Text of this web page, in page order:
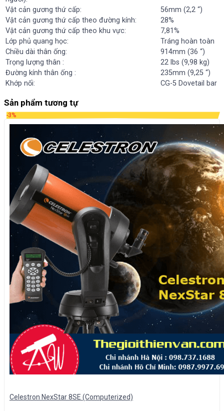
Vật cản gương thứ cấp:
56mm (2,2 “)
Vật cản gương thứ cấp theo đường kính:
28%
Vật cản gương thứ cấp theo khu vực:
7,81%
Lớp phủ quang học:
Tráng hoàn toàn
Chiều dài thân ống:
914mm (36 “)
Trọng lượng thân :
22 lbs (9,98 kg)
Đường kính thân ống :
235mm (9,25 “)
Khớp nối:
CG-5 Dovetail bar
Sản phẩm tương tự
-3%
Celestron NexStar 8SE (Computerized)